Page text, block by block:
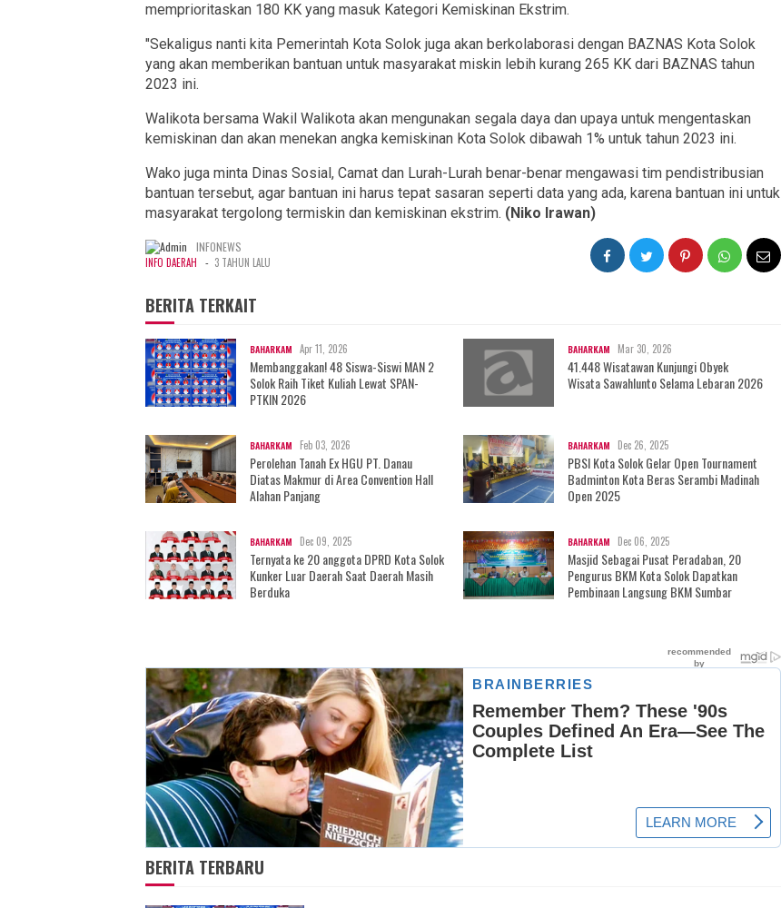
memprioritaskan 180 KK yang masuk Kategori Kemiskinan Ekstrim.
"Sekaligus nanti kita Pemerintah Kota Solok juga akan berkolaborasi dengan BAZNAS Kota Solok
yang akan memberikan bantuan untuk masyarakat miskin lebih kurang 265 KK dari BAZNAS tahun
2023 ini.
Walikota bersama Wakil Walikota akan mengunakan segala daya dan upaya untuk mengentaskan
kemiskinan dan akan menekan angka kemiskinan Kota Solok dibawah 1% untuk tahun 2023 ini.
Wako juga minta Dinas Sosial, Camat dan Lurah-Lurah benar-benar mengawasi tim pendistribusian
bantuan tersebut, agar bantuan ini harus tepat sasaran seperti data yang ada, karena bantuan ini untuk
masyarakat tergolong termiskin dan kemiskinan ekstrim. (Niko Irawan)
INFONEWS
INFO DAERAH - 3 TAHUN LALU
BERITA TERKAIT
BAHARKAM Apr 11, 2026
Membanggakan! 48 Siswa-Siswi MAN 2
Solok Raih Tiket Kuliah Lewat SPAN-
PTKIN 2026
BAHARKAM Mar 30, 2026
41.448 Wisatawan Kunjungi Obyek
Wisata Sawahlunto Selama Lebaran 2026
BAHARKAM Feb 03, 2026
Perolehan Tanah Ex HGU PT. Danau
Diatas Makmur di Area Convention Hall
Alahan Panjang
BAHARKAM Dec 26, 2025
PBSI Kota Solok Gelar Open Tournament
Badminton Kota Beras Serambi Madinah
Open 2025
BAHARKAM Dec 09, 2025
Ternyata ke 20 anggota DPRD Kota Solok
Kunker Luar Daerah Saat Daerah Masih
Berduka
BAHARKAM Dec 06, 2025
Masjid Sebagai Pusat Peradaban, 20
Pengurus BKM Kota Solok Dapatkan
Pembinaan Langsung BKM Sumbar
BERITA TERBARU